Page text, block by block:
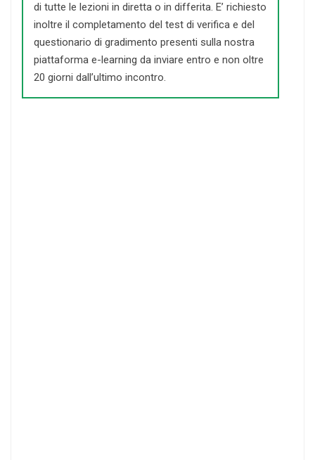
di tutte le lezioni in diretta o in differita. E’ richiesto
inoltre il completamento del test di verifica e del
questionario di gradimento presenti sulla nostra
piattaforma e-learning da inviare entro e non oltre
20 giorni dall’ultimo incontro.